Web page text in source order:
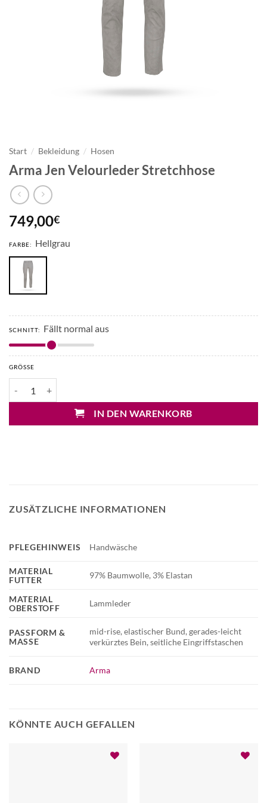
Start / Bekleidung / Hosen
Arma Jen Velourleder Stretchhose
749,00€
FARBE: Hellgrau
SCHNITT: Fällt normal aus
GRÖSSE
IN DEN WARENKORB
ZUSÄTZLICHE INFORMATIONEN
BRAND Arma
PFLEGEHINWEIS Handwäsche
MATERIAL
FUTTER
97% Baumwolle, 3% Elastan
MATERIAL
OBERSTOFF
Lammleder
PASSFORM &
MASSE
mid-rise, elastischer Bund, gerades-leicht
verkürztes Bein, seitliche Eingriffstaschen
KÖNNTE AUCH GEFALLEN